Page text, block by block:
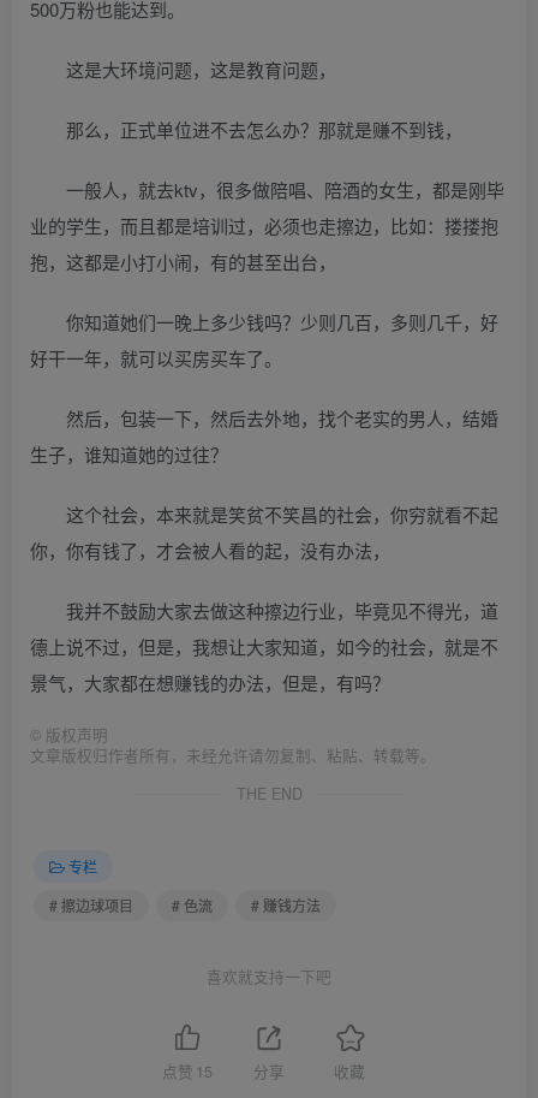
500万粉也能达到。
这是大环境问题，这是教育问题，
那么，正式单位进不去怎么办？那就是赚不到钱，
一般人，就去ktv，很多做陪唱、陪酒的女生，都是刚毕
业的学生，而且都是培训过，必须也走擦边，比如：搂搂抱
抱，这都是小打小闹，有的甚至出台，
你知道她们一晚上多少钱吗？少则几百，多则几千，好
好干一年，就可以买房买车了。
然后，包装一下，然后去外地，找个老实的男人，结婚
生子，谁知道她的过往？
这个社会，本来就是笑贫不笑昌的社会，你穷就看不起
你，你有钱了，才会被人看的起，没有办法，
我并不鼓励大家去做这种擦边行业，毕竟见不得光，道
德上说不过，但是，我想让大家知道，如今的社会，就是不
景气，大家都在想赚钱的办法，但是，有吗？
© 版权声明
文章版权归作者所有，未经允许请勿复制、粘贴、转载等。
THE END
专栏
# 擦边球项目
# 色流 # 赚钱方法
喜欢就支持一下吧
点赞 15 分享 收藏